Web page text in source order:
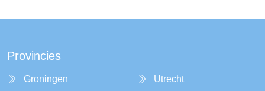
Provincies
Groningen
Utrecht